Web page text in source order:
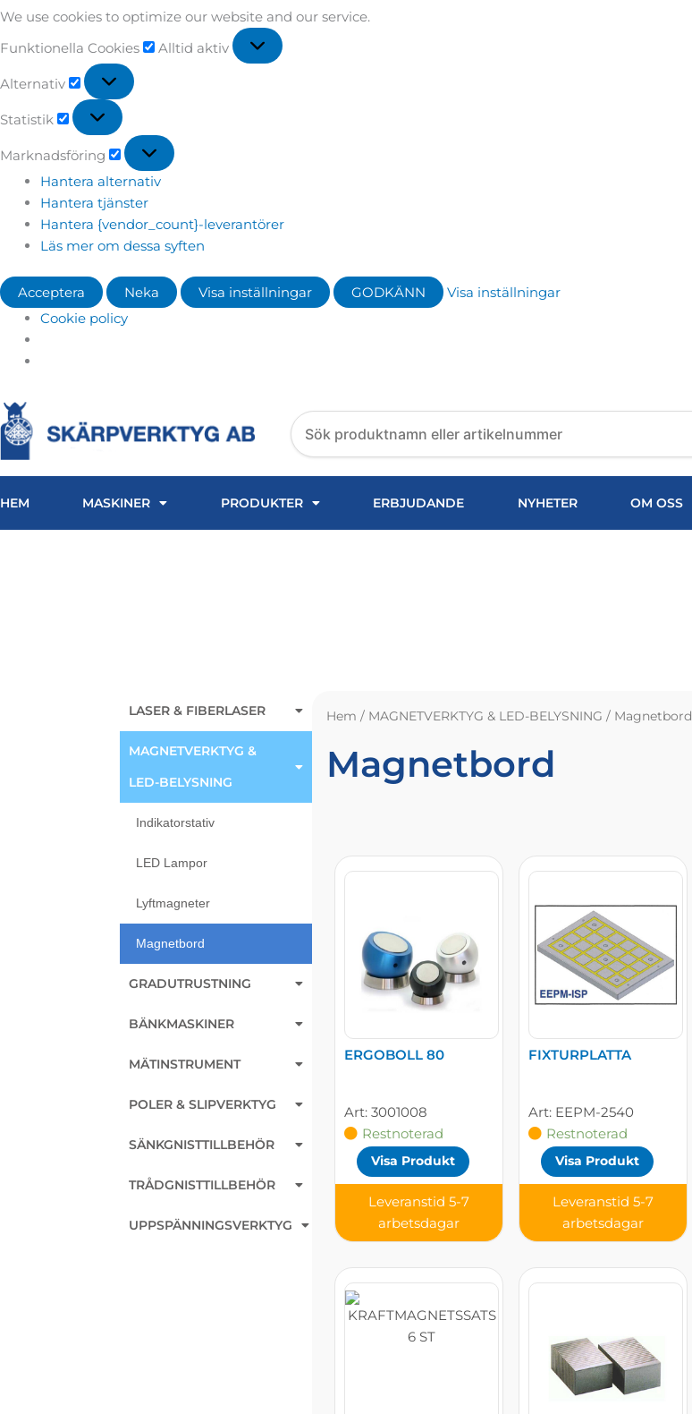
We use cookies to optimize our website and our service.
Funktionella Cookies
Alltid aktiv
Alternativ
Statistik
Marknadsföring
Hantera alternativ
Hantera tjänster
Hantera {vendor_count}-leverantörer
Läs mer om dessa syften
Acceptera Neka Visa inställningar GODKÄNN
Visa inställningar
Cookie policy
Search
products
HEM MASKINER PRODUKTER ERBJUDANDE NYHETER OM OSS
LASER & FIBERLASER
MAGNETVERKTYG &
LED-BELYSNING
Indikatorstativ
LED Lampor
Lyftmagneter
Magnetbord
GRADUTRUSTNING
BÄNKMASKINER
MÄTINSTRUMENT
POLER & SLIPVERKTYG
SÄNKGNISTTILLBEHÖR
TRÅDGNISTTILLBEHÖR
UPPSPÄNNINGSVERKTYG
Hem / MAGNETVERKTYG & LED-BELYSNING / Magnetbord
Magnetbord
ERGOBOLL 80
3001008
Restnoterad
Visa Produkt
Leveranstid 5-7
arbetsdagar
FIXTURPLATTA
EEPM-2540
Restnoterad
Visa Produkt
Leveranstid 5-7
arbetsdagar